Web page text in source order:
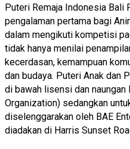
Puteri Remaja Indonesia Bali
pengalaman pertama bagi
dalam mengikuti kompetisi
tidak hanya menilai
kecerdasan, kemampuan
dan budaya. Puteri Anak dan
di bawah lisensi dan naungan
Organization) sedangkan
diselenggarakan oleh BAE
diadakan di Harris Sunset